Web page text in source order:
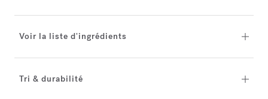
Voir la liste d'ingrédients
Tri & durabilité